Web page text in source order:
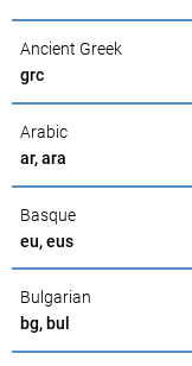
Ancient Greek
grc
Arabic
ar, ara
Basque
eu, eus
Bulgarian
bg, bul